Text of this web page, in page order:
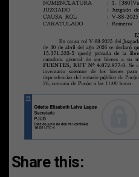
Share this: